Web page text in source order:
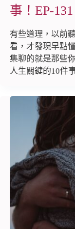
事！EP-131
有些道理，以前
看，才發現早點
集聊的就是那些
人生關鍵的10件